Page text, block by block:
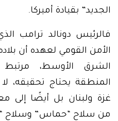
الجديد” بقيادة أميركا.
فالرئيس دونالد ترامب
الأمن القومي لعهده أن
الشرق الأوسط،
المنطقة يحتاج تحقيقه،
غزة ولبنان بل أيضًا إلى
من سلاح “حماس” وسلاح